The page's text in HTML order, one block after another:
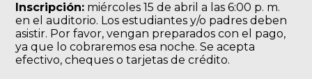
Inscripción: miércoles 15 de abril a las 6:00 p. m.
en el auditorio. Los estudiantes y/o padres deben
asistir. Por favor, vengan preparados con el pago,
ya que lo cobraremos esa noche. Se acepta
efectivo, cheques o tarjetas de crédito.